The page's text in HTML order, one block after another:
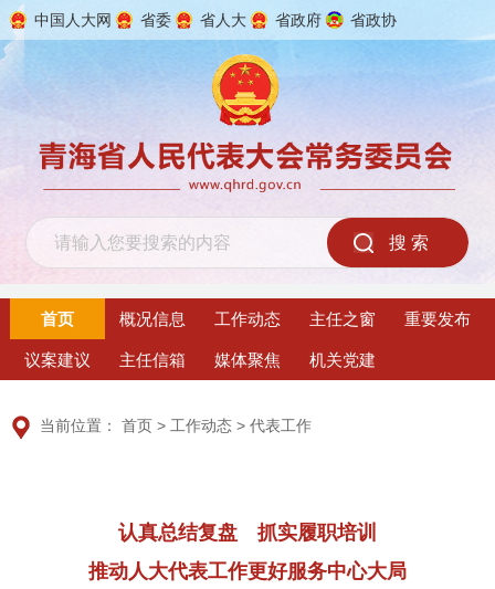
中国人大网 省委 省人大 省政府 省政协
首页 概况信息 工作动态 主任之窗 重要发布
议案建议 主任信箱 媒体聚焦 机关党建
当前位置：首页 >工作动态 >代表工作
认真总结复盘 抓实履职培训
推动人大代表工作更好服务中心大局